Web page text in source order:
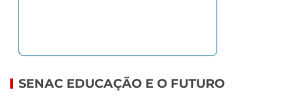
SENAC EDUCAÇÃO E O FUTURO